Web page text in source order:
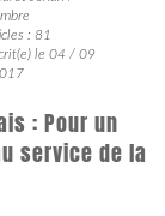
: 81
le 04 / 09
: Pour un
service de la